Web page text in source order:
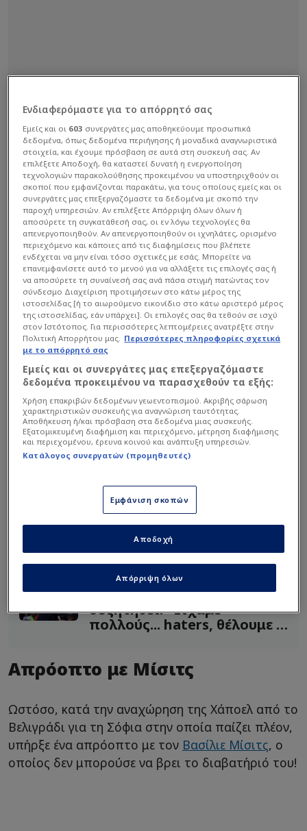
Μετά το αποτέλεσμα αυτό, η Χάποελ, η οποία
μετέχει για πρώτη φορά στην κορυφαία
ευρωπαϊκή διασυλλογική διοργάνωση, έχει την
ευκαιρία να τερματίσει στην πρώτη τετράδα και
να εξασφαλίσει το πλεονέκτημα έδρας στα πλέι
οφ, εφόσον νικήσει την Παρασκευή (17/4) τη
Μονακόστο Πριγκιπάτο.
Διαβάστε επίσης...
Γιανάι «on fire»: Οι ατάκες
για τους «αιώνιους» και τα
5 κιλά του Μίσιτς!
Ατακά Ιτούδη που θα
συζητηθεί: "Είχαμε
πολλούς... haters, θέλουμε &
Απρόοπτο με Μίσιτς
Ωστόσο, κατά την αναχώρηση της Χάποελ από το
Βελιγράδι για τη Σόφια στην οποία παίζει πλέον,
υπήρξε ένα απρόοπτο με τον Βασίλιε Μίσιτς, ο
οποίος δεν μπορούσε να βρει το διαβατήριό του!
Ενδιαφερόμαστε για το απόρρητό σας
Εμείς και οι 603 συνεργάτες μας αποθηκεύουμε προσωπικά
δεδομένα, όπως δεδομένα περιήγησης ή μοναδικά αναγνωριστικά
στοιχεία, και έχουμε πρόσβαση σε αυτά στη συσκευή σας. Αν
επιλέξετε Αποδοχή, θα καταστεί δυνατή η ενεργοποίηση
τεχνολογιών παρακολούθησης προκειμένου να υποστηριχθούν οι
σκοποί που εμφανίζονται παρακάτω, για τους οποίους εμείς και οι
συνεργάτες μας επεξεργαζόμαστε τα δεδομένα με σκοπό την
παροχή υπηρεσιών. Αν επιλέξετε Απόρριψη όλων όλων ή
αποσύρετε τη συγκατάθεσή σας, οι εν λόγω τεχνολογίες θα
απενεργοποιηθούν. Αν απενεργοποιηθούν οι ιχνηλάτες, ορισμένο
περιεχόμενο και κάποιες από τις διαφημίσεις που βλέπετε
ενδέχεται να μην είναι τόσο σχετικές με εσάς. Μπορείτε να
επανεμφανίσετε αυτό το μενού για να αλλάξετε τις επιλογές σας ή
να αποσύρετε τη συναίνεσή σας ανά πάσα στιγμή πατώντας τον
σύνδεσμο Διαχείριση προτιμήσεων στο κάτω μέρος της
ιστοσελίδας [ή το αιωρούμενο εικονίδιο στο κάτω αριστερό μέρος
της ιστοσελίδας, εάν υπάρχει]. Οι επιλογές σας θα τεθούν σε ισχύ
στον Ιστότοπος. Για περισσότερες λεπτομέρειες ανατρέξτε στην
Πολιτική Απορρήτου μας. Περισσότερες πληροφορίες σχετικά
με το απόρρητό σας
Εμείς και οι συνεργάτες μας επεξεργαζόμαστε
δεδομένα προκειμένου να παρασχεθούν τα εξής:
Χρήση επακριβών δεδομένων γεωεντοπισμού. Ακριβής σάρωση
χαρακτηριστικών συσκευής για αναγνώριση ταυτότητας.
Αποθήκευση ή/και πρόσβαση στα δεδομένα μιας συσκευής.
Εξατομικευμένη διαφήμιση και περιεχόμενο, μέτρηση διαφήμισης
και περιεχομένου, έρευνα κοινού και ανάπτυξη υπηρεσιών.
Κατάλογος συνεργατών (προμηθευτές)
Εμφάνιση σκοπών
Απόρριψη όλων
Αποδοχή